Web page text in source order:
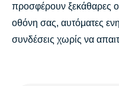
προσφέρουν ξεκάθαρες
οθόνη σας, αυτόματες
συνδέσεις χωρίς να